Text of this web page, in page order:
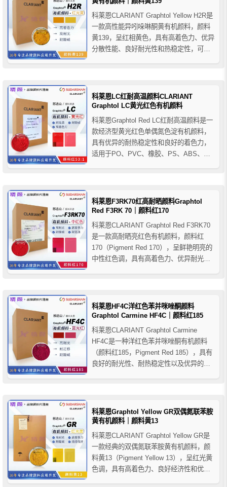
科莱恩CLARIANT Graphtol Yellow H2R是
一款高性能异吲哚啉酮黄有机颜料，颜料
黄139，呈红相黄色，具有高着色力、优异
分散性能、良好耐光性和热稳定性，可替
科莱恩LC红耐高温颜料CLARIANT
Graphtol LC黄光红色有机颜料
科莱恩Graphtol Red LC红耐高温颜料是一
款经济型黄光红色单偶氮色淀有机颜料，
具有优异的耐热稳定性和良好的着色力，
适用于PO、PVC、橡胶、PS、ABS、
科莱恩F3RK70红高耐晒颜料Graphtol
Red F3RK 70｜颜料红170
科莱恩CLARIANT Graphtol Red F3RK70
是一款高耐晒亮红色有机颜料，颜料红
170（Pigment Red 170），呈鲜艳明亮的
中性红色调，具有高着色力、优异耐光性
科莱恩HF4C洋红色苯并咪唑酮颜料
Graphtol Carmine HF4C｜颜料红185
科莱恩CLARIANT Graphtol Carmine
HF4C是一种洋红色苯并咪唑酮有机颜料
（颜料红185，Pigment Red 185），具有
良好的耐光性、耐热稳定性以及优异的耐
PS、PUR等聚...
科莱恩Graphtol Yellow GR双偶氮联苯胺
黄有机颜料｜颜料黄13
科莱恩CLARIANT Graphtol Yellow GR是
一款经典的双偶氮联苯胺黄有机颜料，颜
料黄13（Pigment Yellow 13），呈红光黄
色调，具有高着色力、良好经济性和优异